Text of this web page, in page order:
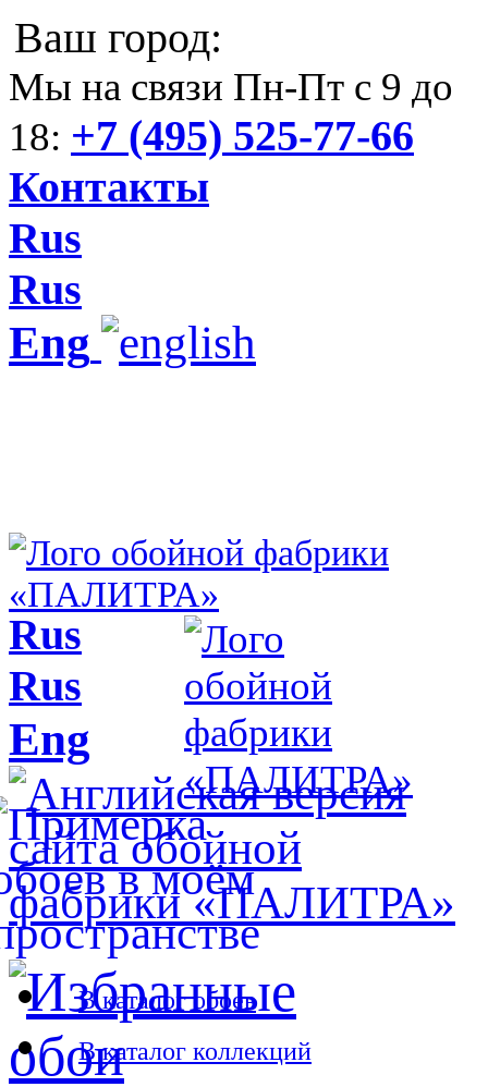
Ваш город:
Мы на связи Пн-Пт с 9 до
18: +7 (495) 525-77-66
Контакты
Rus
Rus
Eng
Rus
Rus
Eng
В каталог обоев
В каталог коллекций